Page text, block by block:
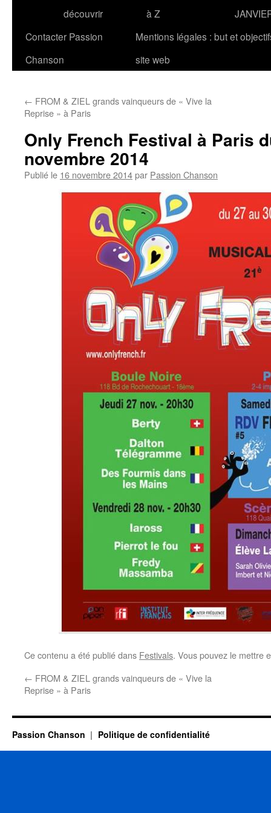
découvrir
à Z
Contacter Passion
Chanson
Mentions légales : but et
site web
← FROM & ZIEL grands vainqueurs de « Vive la
Reprise » à Paris
Only French Festival à Paris
novembre 2014
Publié le 16 novembre 2014par Passion Chanson
Ce contenu a été publié dans Festivals. Vous pouvez le mettre
← FROM & ZIEL grands vainqueurs de « Vive la
Reprise » à Paris
Passion Chanson Politique de confidentialité